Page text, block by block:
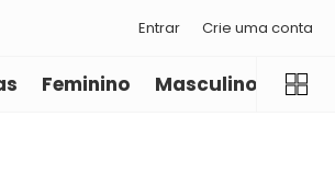
Entrar Crie uma conta
Feminino Masculino